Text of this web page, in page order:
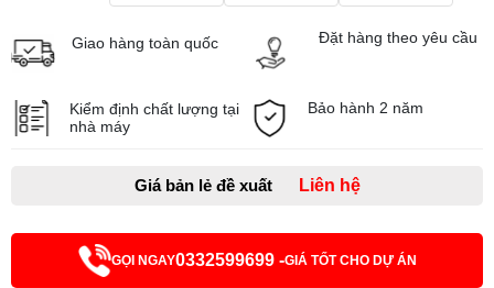
Giao hàng toàn quốc Đặt hàng theo yêu cầu
Kiểm định chất lượng tại
nhà máy
Bảo hành 2 năm
Giá bản lẻ đề xuất Liên hệ
GỌI NGAY0332599699 -GIÁ TỐT CHO DỰ ÁN